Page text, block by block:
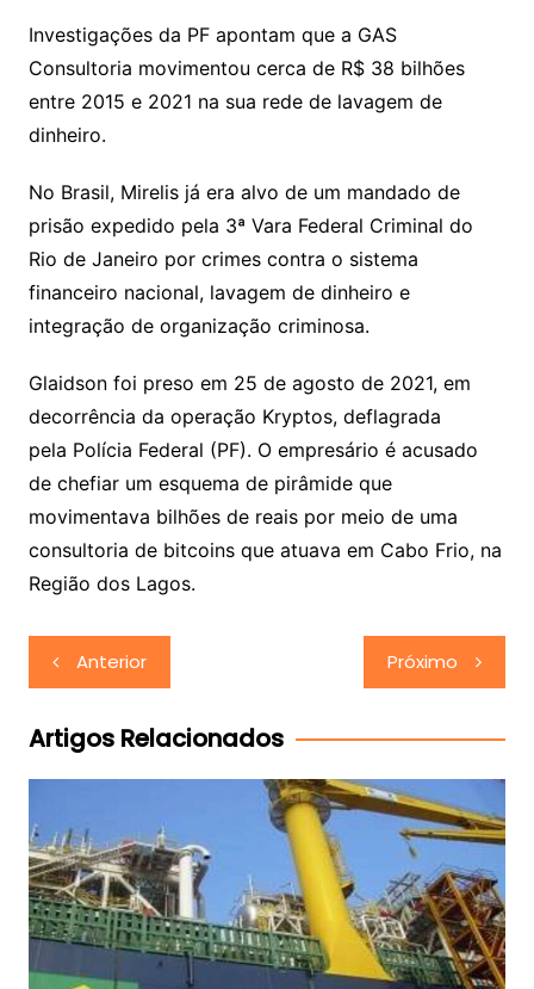
Investigações da PF apontam que a GAS
Consultoria movimentou cerca de R$ 38 bilhões
entre 2015 e 2021 na sua rede de lavagem de
dinheiro.
No Brasil, Mirelis já era alvo de um mandado de
prisão expedido pela 3ª Vara Federal Criminal do
Rio de Janeiro por crimes contra o sistema
financeiro nacional, lavagem de dinheiro e
integração de organização criminosa.
Glaidson foi preso em 25 de agosto de 2021, em
decorrência da operação Kryptos, deflagrada
pela Polícia Federal (PF). O empresário é acusado
de chefiar um esquema de pirâmide que
movimentava bilhões de reais por meio de uma
consultoria de bitcoins que atuava em Cabo Frio, na
Região dos Lagos.
Navegação
de
Post
Anterior Próximo
Artigos Relacionados